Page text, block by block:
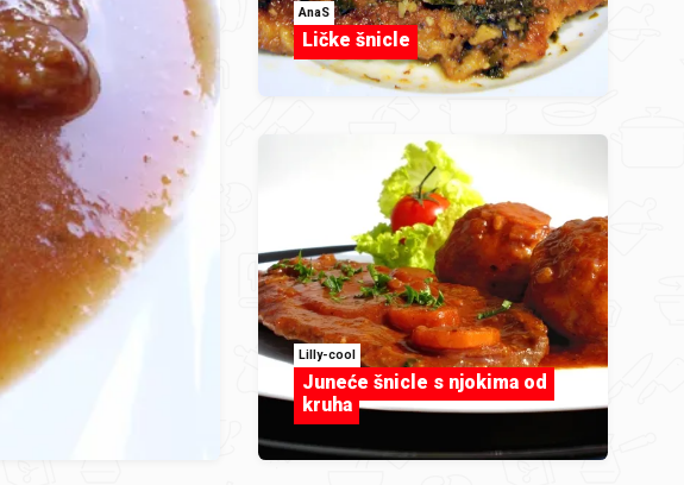
AnaS
Ličke šnicle
Lilly-cool
Juneće šnicle s njokima od
kruha